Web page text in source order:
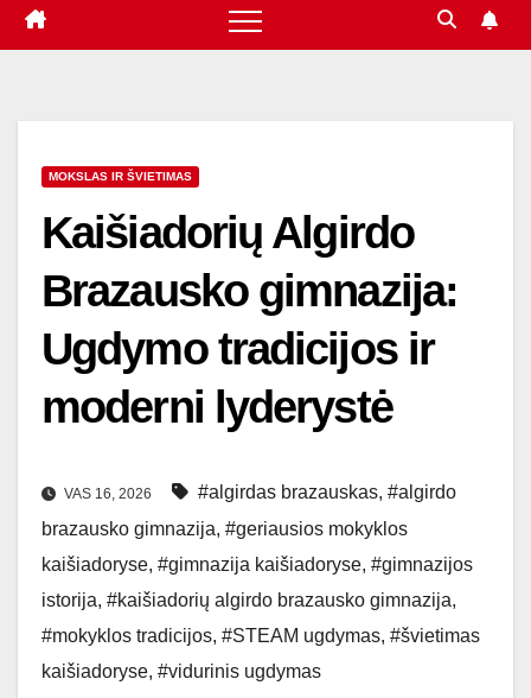
MOKSLAS IR ŠVIETIMAS
Kaišiadorių Algirdo
Brazausko gimnazija:
Ugdymo tradicijos ir
moderni lyderystė
VAS 16, 2026 #algirdas brazauskas, #algirdo
brazausko gimnazija, #geriausios mokyklos
kaišiadoryse, #gimnazija kaišiadoryse, #gimnazijos
istorija, #kaišiadorių algirdo brazausko gimnazija,
#mokyklos tradicijos, #STEAM ugdymas, #švietimas
kaišiadoryse, #vidurinis ugdymas